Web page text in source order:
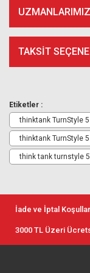
TAKSIT
Etiketler :
thinktank TurnStyle 5
thinktank TurnStyle 5
think tank turnstyle
İade ve İptal
3000 TL Üzeri